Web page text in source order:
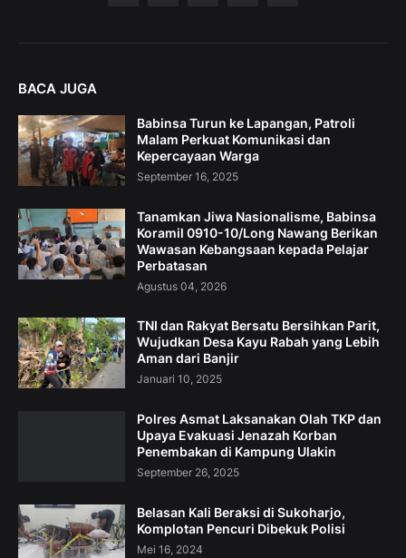
BACA JUGA
Babinsa Turun ke Lapangan, Patroli
Malam Perkuat Komunikasi dan
Kepercayaan Warga
September 16, 2025
Tanamkan Jiwa Nasionalisme, Babinsa
Koramil 0910-10/Long Nawang Berikan
Wawasan Kebangsaan kepada Pelajar
Perbatasan
Agustus 04, 2026
TNI dan Rakyat Bersatu Bersihkan Parit,
Wujudkan Desa Kayu Rabah yang Lebih
Aman dari Banjir
Januari 10, 2025
Polres Asmat Laksanakan Olah TKP dan
Upaya Evakuasi Jenazah Korban
Penembakan di Kampung Ulakin
September 26, 2025
Belasan Kali Beraksi di Sukoharjo,
Komplotan Pencuri Dibekuk Polisi
Mei 16, 2024